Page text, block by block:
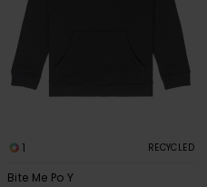
1 RECYCLED
Bite Me Po Y